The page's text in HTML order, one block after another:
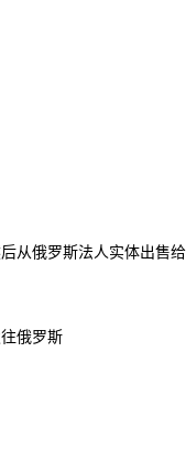
从俄罗斯法人实体出售给
俄罗斯